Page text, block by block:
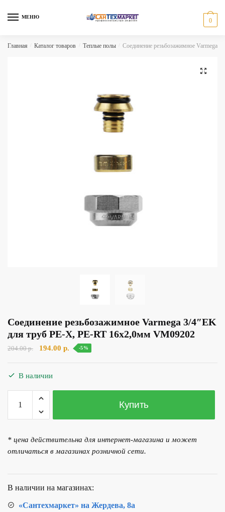
МЕНЮ
0
Главная Каталог товаров Теплые полы Соединение резьбозажимное Varmega
🔍
Соединение резьбозажимное Varmega 3/4″EK
для труб PE-X, PE-RT 16х2,0мм VM09202
204.00р.
Первоначальная
194.00 р. Текущая
-5%
В наличии
Количество
товара
Соединение
Varmega
3/4"EK
PE-
X,
Купить
* цена действительна для интернет-магазина и может
отличаться в магазинах розничной сети.
В наличии на магазинах:
«Сантехмаркет» на Жердева, 8а